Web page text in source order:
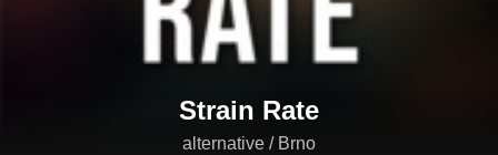
Strain Rate
alternative / Brno